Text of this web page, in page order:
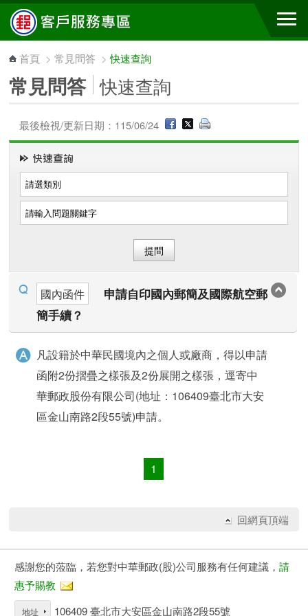
跳到主要內容區塊
首頁 >常見問答 >快速查詢
常見問答 快速查詢
最後檢視/更新日期：115/06/24
國內函件
申請自印國內郵簡及國際航空郵
簡手續？
凡設籍於中華民國境內之個人或廠商，得以申請
函附2份摺疊之樣張及2份展開之樣張，逕寄中
華郵政股份有限公司(地址：106409臺北市大安
區金山南路2段55號)申請。
1
回網頁頂端
感謝您的蒞臨，若您對中華郵政(股)公司服務有任何建議， 請
惠予賜教
地址 106409 臺北市大安區金山南路2段55號